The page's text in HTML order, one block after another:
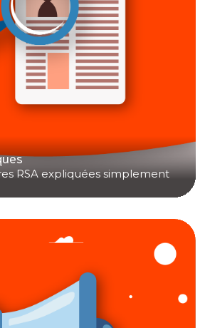
RSA expliquées simplement